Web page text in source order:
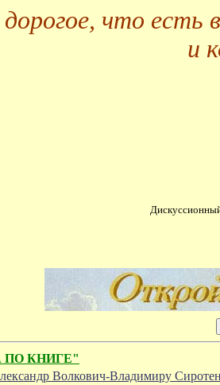
что есть
и
ПО КНИГЕ"
Волкович-Владимиру